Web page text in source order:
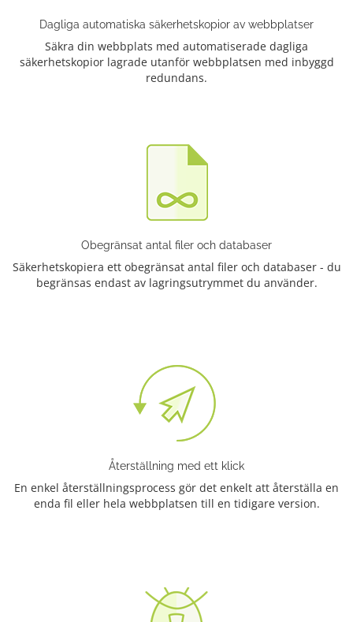
Dagliga automatiska säkerhetskopior av webbplatser
Säkra din webbplats med automatiserade dagliga
säkerhetskopior lagrade utanför webbplatsen med inbyggd
redundans.
Obegränsat antal filer och databaser
Säkerhetskopiera ett obegränsat antal filer och databaser - du
begränsas endast av lagringsutrymmet du använder.
Återställning med ett klick
En enkel återställningsprocess gör det enkelt att återställa en
enda fil eller hela webbplatsen till en tidigare version.